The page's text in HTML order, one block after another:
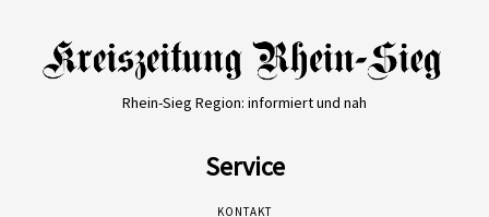
Rhein-Sieg Region: informiert und nah
Service
KONTAKT